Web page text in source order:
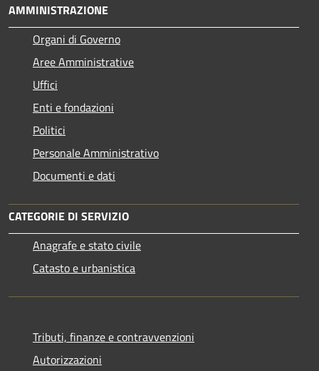
AMMINISTRAZIONE
Organi di Governo
Aree Amministrative
Uffici
Enti e fondazioni
Politici
Personale Amministrativo
Documenti e dati
CATEGORIE DI SERVIZIO
Anagrafe e stato civile
Catasto e urbanistica
Tributi, finanze e contravvenzioni
Autorizzazioni